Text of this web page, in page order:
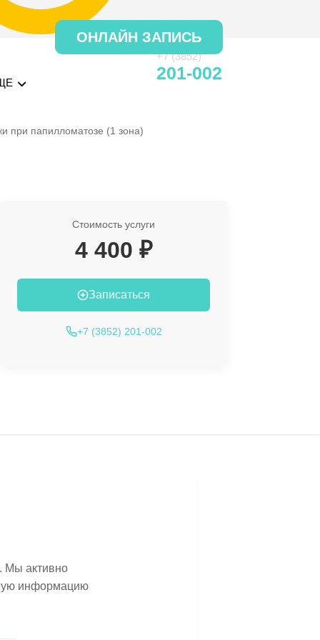
+7 (3852)
201-002
ОНЛАЙН ЗАПИСЬ
при папилломатозе (1 зона)
Стоимость услуги
4 400 ₽
Записаться
+7 (3852) 201-002
Мы активно
информацию